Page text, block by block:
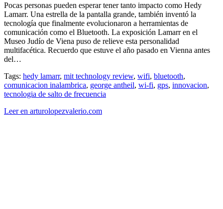
Pocas personas pueden esperar tener tanto impacto como Hedy
Lamarr. Una estrella de la pantalla grande, también inventó la
tecnología que finalmente evolucionaron a herramientas de
comunicación como el Bluetooth. La exposición Lamarr en el
Museo Judío de Viena puso de relieve esta personalidad
multifacética. Recuerdo que estuve el año pasado en Vienna antes
del…
Tags: hedy lamarr, mit technology review, wifi, bluetooth,
comunicacion inalambrica, george antheil, wi-fi, gps, innovacion,
tecnologia de salto de frecuencia
Leer en arturolopezvalerio.com